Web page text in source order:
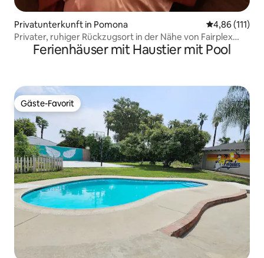
Privatunterkunft in Pomona
4,86 (111)
Privater, ruhiger Rückzugsort in der Nähe von Fairplex
und Universitäten
Ferienhäuser mit Haustier mit Pool
Gäste-Favorit
Gäste-Favorit